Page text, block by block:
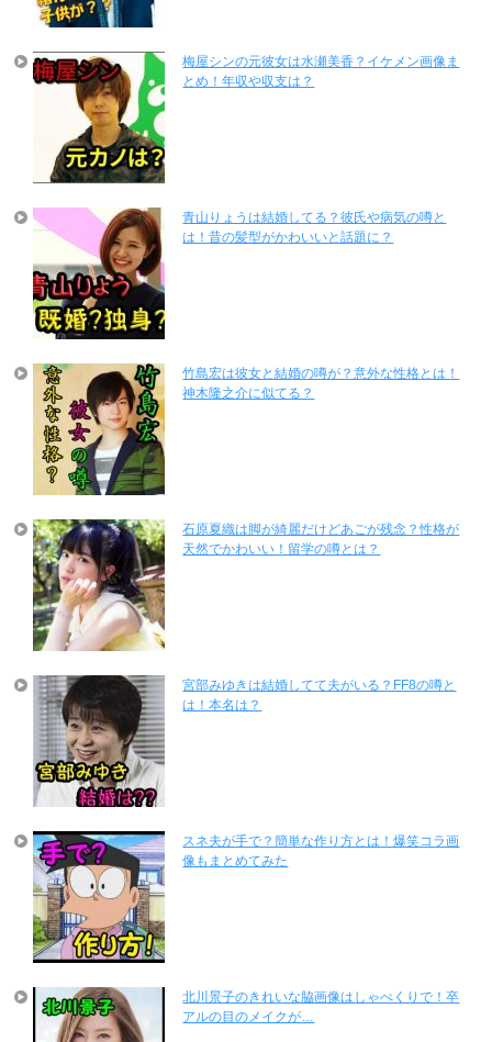
梅屋シンの元彼女は水瀬美香？イケメン画像ま
とめ！年収や収支は？
青山りょうは結婚してる？彼氏や病気の噂と
は！昔の髪型がかわいいと話題に？
竹島宏は彼女と結婚の噂が？意外な性格とは！
神木隆之介に似てる？
石原夏織は脚が綺麗だけどあごが残念？性格が
天然でかわいい！留学の噂とは？
宮部みゆきは結婚してて夫がいる？FF8の噂と
は！本名は？
スネ夫が手で？簡単な作り方とは！爆笑コラ画
像もまとめてみた
北川景子のきれいな脇画像はしゃべくりで！卒
アルの目のメイクが…